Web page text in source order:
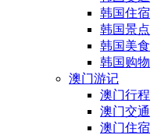
韩国住宿
韩国景点
韩国美食
韩国购物
澳门游记
澳门行程
澳门交通
澳门住宿